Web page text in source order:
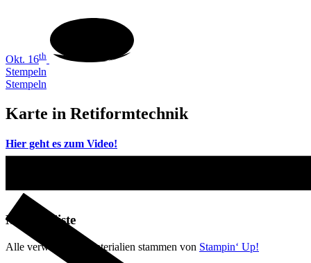
Okt. 16th
Stempeln
Stempeln
Karte in Retiformtechnik
Hier geht es zum Video!
Materialliste
Alle verwendeten Materialien stammen von Stampin‘ Up!